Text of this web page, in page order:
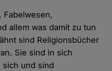
Fabelwesen,
allem was damit zu tun
sind Religionsbücher
Sie sind in sich
sich und sind